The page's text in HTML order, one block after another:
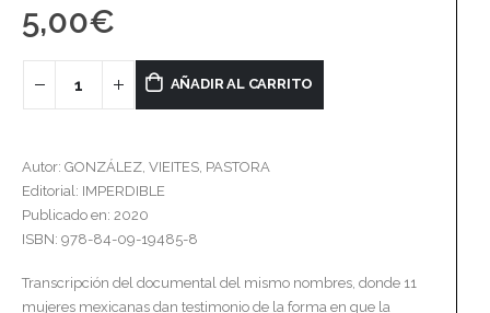
5,00€
AÑADIR AL CARRITO
Autor: GONZÁLEZ, VIEITES, PASTORA
Editorial: IMPERDIBLE
Publicado en: 2020
ISBN: 978-84-09-19485-8
Transcripción del documental del mismo nombres, donde 11
mujeres mexicanas dan testimonio de la forma en que la